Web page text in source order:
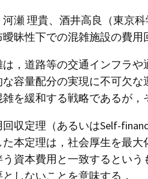
河瀬 理貴、酒井高良（東京科
曖昧性下での混雑施設の費用
は，道路等の交通インフラ
な容量配分の実現に不可欠
雑を緩和する戦略であるが
回収定理（あるいはSelf-
た本定理は，社会厚生を最
う資本費用と一致するとい
としないことを意味する．